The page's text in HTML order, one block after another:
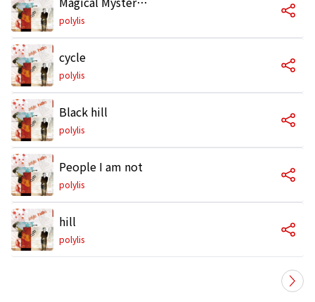
polylis
cycle
polylis
Black hill
polylis
People I am not
polylis
hill
polylis